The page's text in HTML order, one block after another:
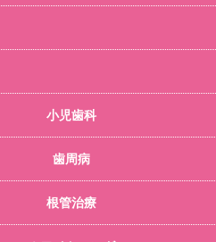
小児歯科
歯周病
根管治療